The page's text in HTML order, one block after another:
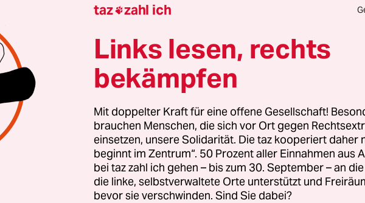
ist, gegen das Vorhaben zu votieren,
Zeitung
nicht die Abhängigkeit von Russland verstärken und dabei
von EU-Ländern wie Polen und der Slowakei
die Zeitung aus französischen Regierungskreisen.
noch in Brüssel gab es dafür zunächst eine Bestätigung.
taz zahl ich
Links lesen, rechts
bekämpfen
Mit doppelter Kraft für eine offene Gesellschaft!
brauchen Menschen, die sich vor Ort gegen
einsetzen, unsere Solidarität. Die taz kooperiert daher
beginnt im Zentrum“. 50 Prozent aller Einnahmen aus
bei taz zahl ich gehen – bis zum 30. September – an
die linke, selbstverwaltete Orte unterstützt und
bevor sie verschwinden. Sind Sie dabei?